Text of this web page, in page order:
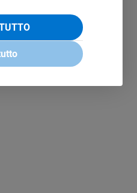
INFORMATIVA
WHISTLEBLOWING
SOCIAL